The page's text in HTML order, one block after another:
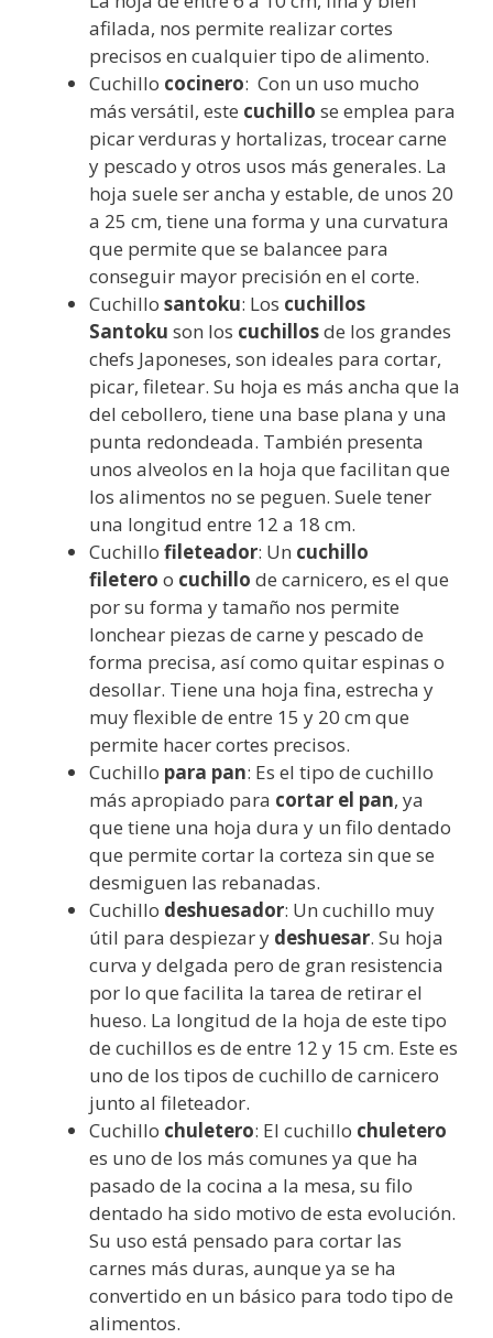
afilada, nos permite realizar cortes
precisos en cualquier tipo de alimento.
Cuchillo cocinero: Con un uso mucho
más versátil, este cuchillo se emplea para
picar verduras y hortalizas, trocear carne
y pescado y otros usos más generales. La
hoja suele ser ancha y estable, de unos 20
a 25 cm, tiene una forma y una curvatura
que permite que se balancee para
conseguir mayor precisión en el corte.
Cuchillo santoku: Los cuchillos
Santoku son los cuchillosde los grandes
chefs Japoneses, son ideales para cortar,
picar, filetear. Su hoja es más ancha que la
del cebollero, tiene una base plana y una
punta redondeada. También presenta
unos alveolos en la hoja que facilitan que
los alimentos no se peguen. Suele tener
una longitud entre 12 a 18 cm.
Cuchillo fileteador: Un cuchillo
filetero o cuchillo de carnicero, es el que
por su forma y tamaño nos permite
lonchear piezas de carne y pescado de
forma precisa, así como quitar espinas o
desollar. Tiene una hoja fina, estrecha y
muy flexible de entre 15 y 20 cm que
permite hacer cortes precisos.
Cuchillo para pan: Es el tipo de cuchillo
más apropiado para cortar el pan, ya
que tiene una hoja dura y un filo dentado
que permite cortar la corteza sin que se
desmiguen las rebanadas.
Cuchillo deshuesador: Un cuchillo muy
útil para despiezar y deshuesar. Su hoja
curva y delgada pero de gran resistencia
por lo que facilita la tarea de retirar el
hueso. La longitud de la hoja de este tipo
de cuchillos es de entre 12 y 15 cm. Este es
uno de los tipos de cuchillo de carnicero
junto al fileteador.
Cuchillo chuletero: El cuchillo chuletero
es uno de los más comunes ya que ha
pasado de la cocina a la mesa, su filo
dentado ha sido motivo de esta evolución.
Su uso está pensado para cortar las
carnes más duras, aunque ya se ha
convertido en un básico para todo tipo de
alimentos.